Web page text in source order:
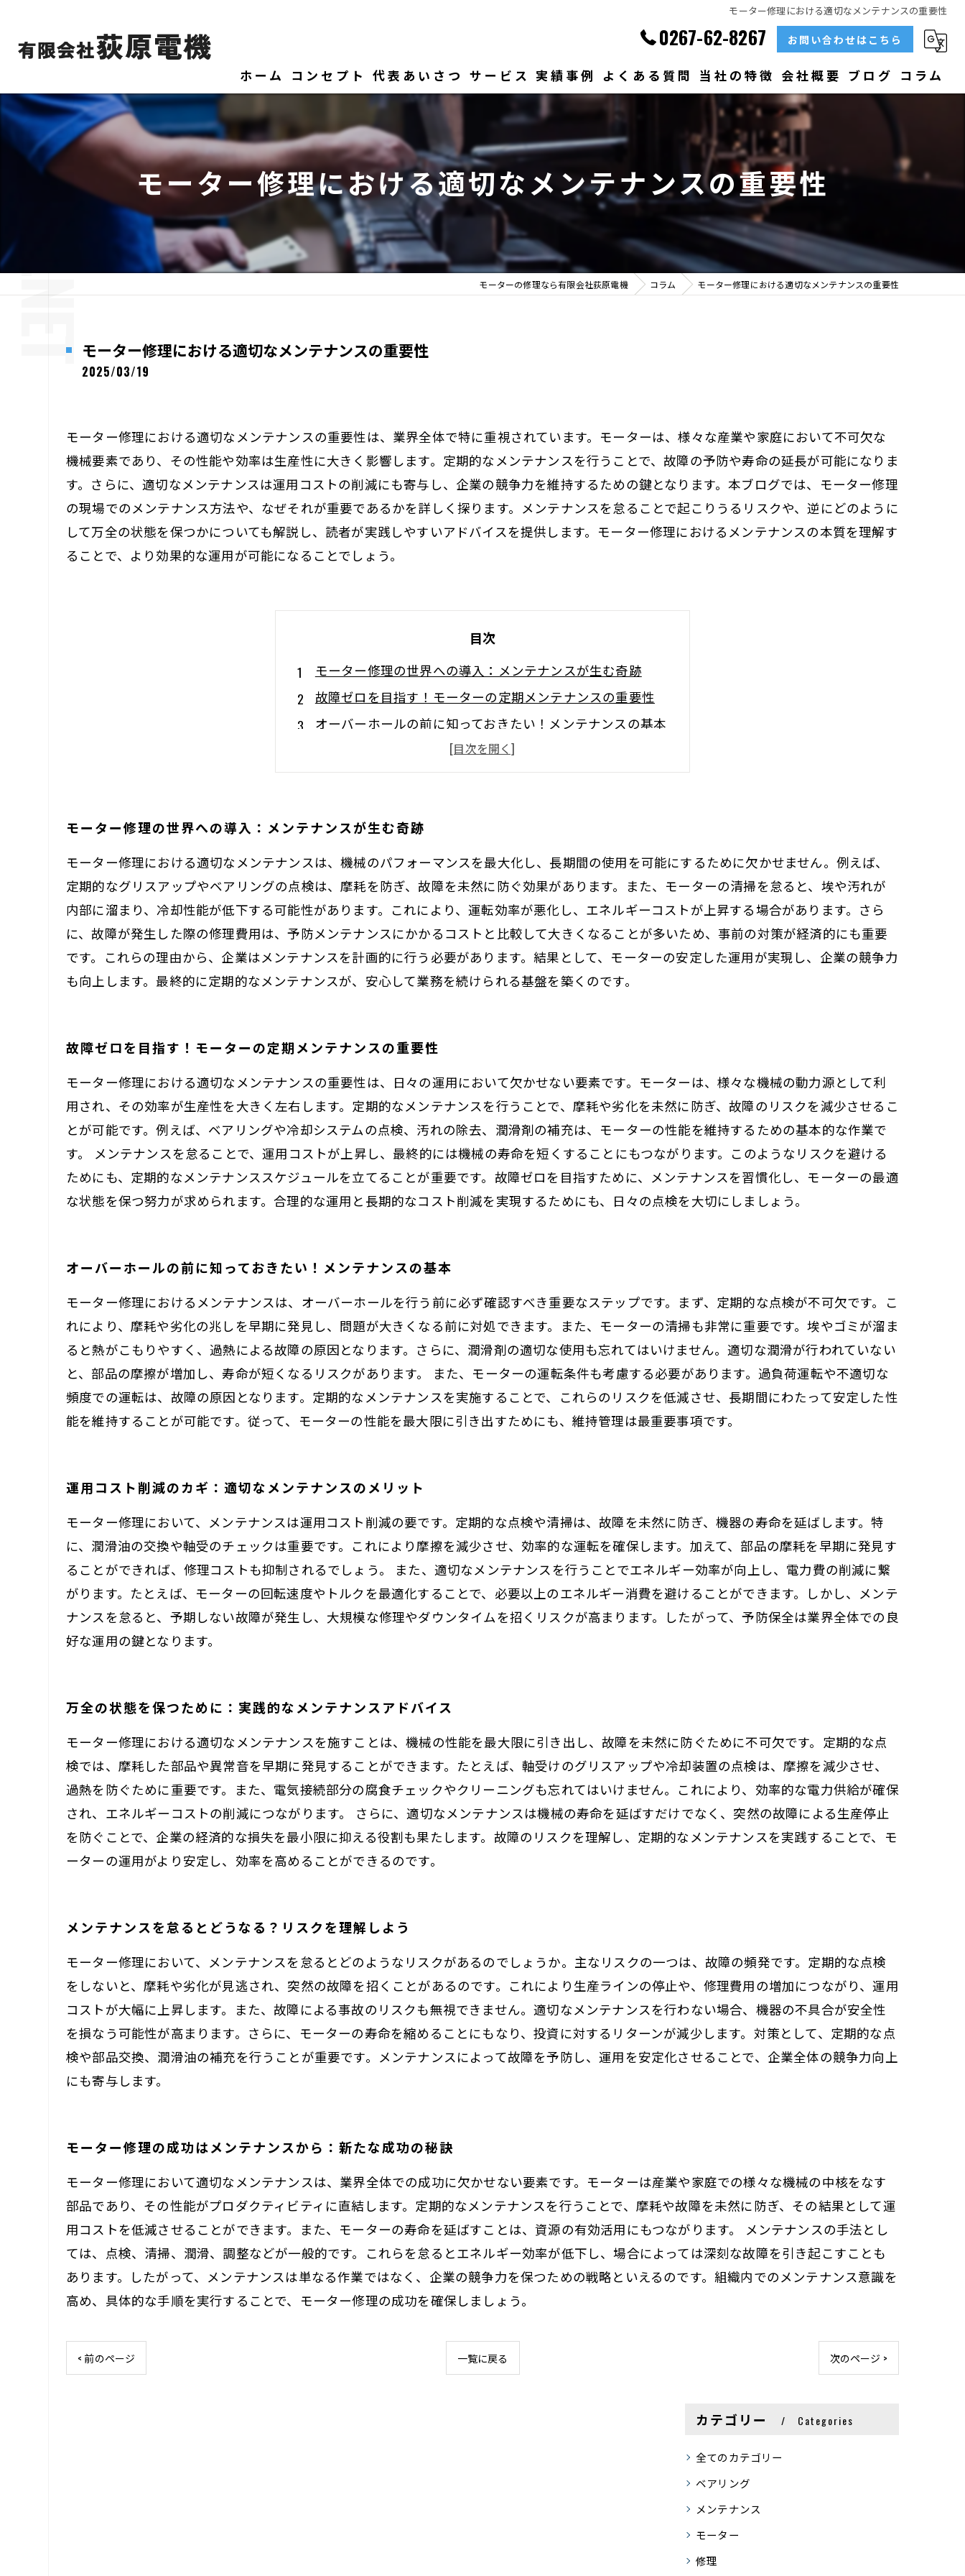
モーター修理における適切なメンテナンスの重要性
0267-62-8267 お問い合わせはこちら
ホーム コンセプト 代表あいさつ サービス 実績事例 よくある質問 当社の特徴
ベアリング
大型
メンテナンス
販売
会社概要 ブログ コラム
モーター修理における適切なメンテナンスの重要性
モーターの修理なら有限会社荻原電機 コラム モーター修理における適切なメンテナンスの重要性
モーター修理における適切なメンテナンスの重要性
2025/03/19
モーター修理における適切なメンテナンスの重要性は、業界全体で特に重視されています。モーターは、様々な産業や家庭において不可欠な
機械要素であり、その性能や効率は生産性に大きく影響します。定期的なメンテナンスを行うことで、故障の予防や寿命の延長が可能になりま
す。さらに、適切なメンテナンスは運用コストの削減にも寄与し、企業の競争力を維持するための鍵となります。本ブログでは、モーター修理
の現場でのメンテナンス方法や、なぜそれが重要であるかを詳しく探ります。メンテナンスを怠ることで起こりうるリスクや、逆にどのように
して万全の状態を保つかについても解説し、読者が実践しやすいアドバイスを提供します。モーター修理におけるメンテナンスの本質を理解す
ることで、より効果的な運用が可能になることでしょう。
目次
モーター修理の世界への導入：メンテナンスが生む奇跡
故障ゼロを目指す！モーターの定期メンテナンスの重要性
オーバーホールの前に知っておきたい！メンテナンスの基本
運用コスト削減のカギ：適切なメンテナンスのメリット
万全の状態を保つために：実践的なメンテナンスアドバイス
モーター修理の成功はメンテナンスから：新たな成功の秘訣
モーター修理の世界への導入：メンテナンスが生む奇跡
モーター修理における適切なメンテナンスは、機械のパフォーマンスを最大化し、長期間の使用を可能にするために欠かせません。例えば、
定期的なグリスアップやベアリングの点検は、摩耗を防ぎ、故障を未然に防ぐ効果があります。また、モーターの清掃を怠ると、埃や汚れが
内部に溜まり、冷却性能が低下する可能性があります。これにより、運転効率が悪化し、エネルギーコストが上昇する場合があります。さら
に、故障が発生した際の修理費用は、予防メンテナンスにかかるコストと比較して大きくなることが多いため、事前の対策が経済的にも重要
です。これらの理由から、企業はメンテナンスを計画的に行う必要があります。結果として、モーターの安定した運用が実現し、企業の競争力
も向上します。最終的に定期的なメンテナンスが、安心して業務を続けられる基盤を築くのです。
故障ゼロを目指す！モーターの定期メンテナンスの重要性
モーター修理における適切なメンテナンスの重要性は、日々の運用において欠かせない要素です。モーターは、様々な機械の動力源として利
用され、その効率が生産性を大きく左右します。定期的なメンテナンスを行うことで、摩耗や劣化を未然に防ぎ、故障のリスクを減少させるこ
とが可能です。例えば、ベアリングや冷却システムの点検、汚れの除去、潤滑剤の補充は、モーターの性能を維持するための基本的な作業で
す。 メンテナンスを怠ることで、運用コストが上昇し、最終的には機械の寿命を短くすることにもつながります。このようなリスクを避ける
ためにも、定期的なメンテナンススケジュールを立てることが重要です。故障ゼロを目指すために、メンテナンスを習慣化し、モーターの最適
な状態を保つ努力が求められます。合理的な運用と長期的なコスト削減を実現するためにも、日々の点検を大切にしましょう。
オーバーホールの前に知っておきたい！メンテナンスの基本
モーター修理におけるメンテナンスは、オーバーホールを行う前に必ず確認すべき重要なステップです。まず、定期的な点検が不可欠です。こ
れにより、摩耗や劣化の兆しを早期に発見し、問題が大きくなる前に対処できます。また、モーターの清掃も非常に重要です。埃やゴミが溜ま
ると熱がこもりやすく、過熱による故障の原因となります。さらに、潤滑剤の適切な使用も忘れてはいけません。適切な潤滑が行われていない
と、部品の摩擦が増加し、寿命が短くなるリスクがあります。 また、モーターの運転条件も考慮する必要があります。過負荷運転や不適切な
頻度での運転は、故障の原因となります。定期的なメンテナンスを実施することで、これらのリスクを低減させ、長期間にわたって安定した性
能を維持することが可能です。従って、モーターの性能を最大限に引き出すためにも、維持管理は最重要事項です。
運用コスト削減のカギ：適切なメンテナンスのメリット
モーター修理において、メンテナンスは運用コスト削減の要です。定期的な点検や清掃は、故障を未然に防ぎ、機器の寿命を延ばします。特
に、潤滑油の交換や軸受のチェックは重要です。これにより摩擦を減少させ、効率的な運転を確保します。加えて、部品の摩耗を早期に発見す
ることができれば、修理コストも抑制されるでしょう。 また、適切なメンテナンスを行うことでエネルギー効率が向上し、電力費の削減に繋
がります。たとえば、モーターの回転速度やトルクを最適化することで、必要以上のエネルギー消費を避けることができます。しかし、メンテ
ナンスを怠ると、予期しない故障が発生し、大規模な修理やダウンタイムを招くリスクが高まります。したがって、予防保全は業界全体での良
好な運用の鍵となります。
万全の状態を保つために：実践的なメンテナンスアドバイス
モーター修理における適切なメンテナンスを施すことは、機械の性能を最大限に引き出し、故障を未然に防ぐために不可欠です。定期的な点
検では、摩耗した部品や異常音を早期に発見することができます。たとえば、軸受けのグリスアップや冷却装置の点検は、摩擦を減少させ、
過熱を防ぐために重要です。また、電気接続部分の腐食チェックやクリーニングも忘れてはいけません。これにより、効率的な電力供給が確保
され、エネルギーコストの削減につながります。 さらに、適切なメンテナンスは機械の寿命を延ばすだけでなく、突然の故障による生産停止
を防ぐことで、企業の経済的な損失を最小限に抑える役割も果たします。故障のリスクを理解し、定期的なメンテナンスを実践することで、モ
ーターの運用がより安定し、効率を高めることができるのです。
メンテナンスを怠るとどうなる？リスクを理解しよう
モーター修理において、メンテナンスを怠るとどのようなリスクがあるのでしょうか。主なリスクの一つは、故障の頻発です。定期的な点検
をしないと、摩耗や劣化が見逃され、突然の故障を招くことがあるのです。これにより生産ラインの停止や、修理費用の増加につながり、運用
コストが大幅に上昇します。また、故障による事故のリスクも無視できません。適切なメンテナンスを行わない場合、機器の不具合が安全性
を損なう可能性が高まります。さらに、モーターの寿命を縮めることにもなり、投資に対するリターンが減少します。対策として、定期的な点
検や部品交換、潤滑油の補充を行うことが重要です。メンテナンスによって故障を予防し、運用を安定化させることで、企業全体の競争力向上
にも寄与します。
モーター修理の成功はメンテナンスから：新たな成功の秘訣
モーター修理において適切なメンテナンスは、業界全体での成功に欠かせない要素です。モーターは産業や家庭での様々な機械の中核をなす
部品であり、その性能がプロダクティビティに直結します。定期的なメンテナンスを行うことで、摩耗や故障を未然に防ぎ、その結果として運
用コストを低減させることができます。また、モーターの寿命を延ばすことは、資源の有効活用にもつながります。 メンテナンスの手法とし
ては、点検、清掃、潤滑、調整などが一般的です。これらを怠るとエネルギー効率が低下し、場合によっては深刻な故障を引き起こすことも
あります。したがって、メンテナンスは単なる作業ではなく、企業の競争力を保つための戦略といえるのです。組織内でのメンテナンス意識を
高め、具体的な手順を実行することで、モーター修理の成功を確保しましょう。
< 前のページ 一覧に戻る 次のページ >
カテゴリー Categories
全てのカテゴリー
ベアリング
メンテナンス
モーター
修理